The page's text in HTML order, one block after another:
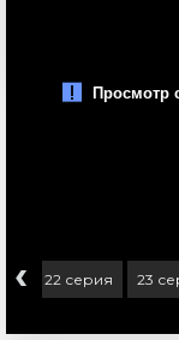
‹ 22 серия 23